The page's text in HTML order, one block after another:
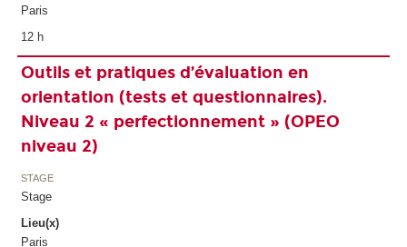
Paris
12 h
Outils et pratiques d’évaluation en
orientation (tests et questionnaires).
Niveau 2 « perfectionnement » (OPEO
niveau 2)
STAGE
Stage
Lieu(x)
Paris